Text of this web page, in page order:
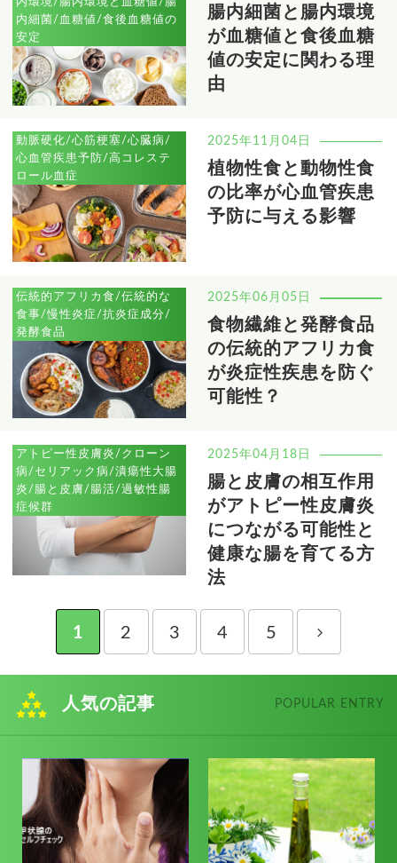
内細菌/血糖値/食後血糖値の
安定
腸内細菌と腸内環境
が血糖値と食後血糖
値の安定に関わる理
由
動脈硬化/心筋梗塞/心臓病/
心血管疾患予防/高コレステ
ロール血症
2025年11月04日
植物性食と動物性食
の比率が心血管疾患
予防に与える影響
伝統的アフリカ食/伝統的な
食事/慢性炎症/抗炎症成分/
発酵食品
2025年06月05日
食物繊維と発酵食品
の伝統的アフリカ食
が炎症性疾患を防ぐ
可能性？
アトピー性皮膚炎/クローン
病/セリアック病/潰瘍性大腸
炎/腸と皮膚/腸活/過敏性腸
症候群
2025年04月18日
腸と皮膚の相互作用
がアトピー性皮膚炎
につながる可能性と
健康な腸を育てる方
法
1 2 3 4 5
人気の記事 POPULAR ENTRY